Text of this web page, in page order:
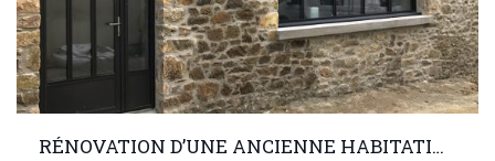
RÉNOVATION D’UNE ANCIENNE HABITATION EN PIERRE